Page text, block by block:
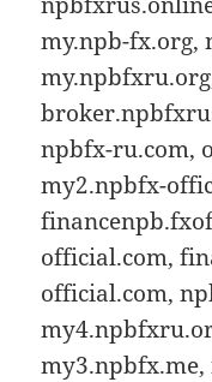
my.npb-fx.org,
npbfx-ru.com,
my2.npbfx-
official.com,
official.com,